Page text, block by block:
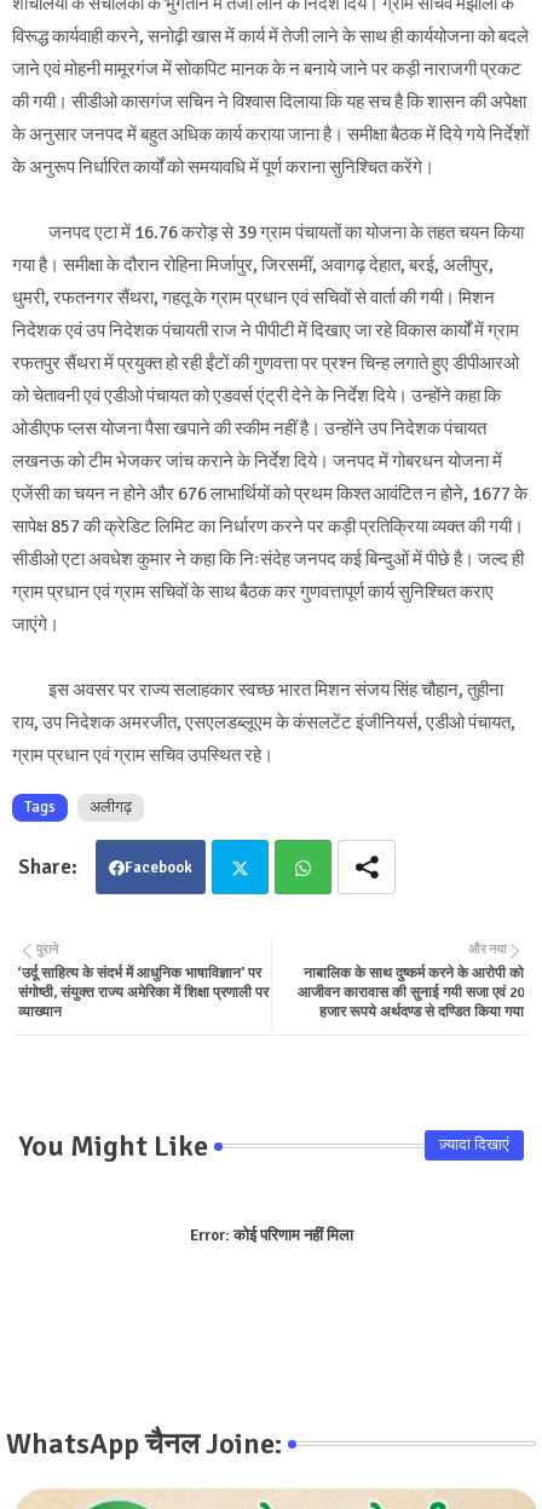
विरूद्ध कार्यवाही करने, सनोढ़ी खास में कार्य में तेजी लाने के साथ ही कार्ययोजना को बदले
जाने एवं मोहनी मामूरगंज में सोकपिट मानक के न बनाये जाने पर कड़ी नाराजगी प्रकट
की गयी। सीडीओ कासगंज सचिन ने विश्वास दिलाया कि यह सच है कि शासन की अपेक्षा
के अनुसार जनपद में बहुत अधिक कार्य कराया जाना है। समीक्षा बैठक में दिये गये निर्देशों
के अनुरूप निर्धारित कार्यों को समयावधि में पूर्ण कराना सुनिश्चित करेंगे।
जनपद एटा में 16.76 करोड़ से 39 ग्राम पंचायतों का योजना के तहत चयन किया
गया है। समीक्षा के दौरान रोहिना मिर्जापुर, जिरसमीं, अवागढ़ देहात, बरई, अलीपुर,
धुमरी, रफतनगर सैंथरा, गहतू के ग्राम प्रधान एवं सचिवों से वार्ता की गयी। मिशन
निदेशक एवं उप निदेशक पंचायती राज ने पीपीटी में दिखाए जा रहे विकास कार्यों में ग्राम
रफतपुर सैंथरा में प्रयुक्त हो रही ईंटों की गुणवत्ता पर प्रश्न चिन्ह लगाते हुए डीपीआरओ
को चेतावनी एवं एडीओ पंचायत को एडवर्स एंट्री देने के निर्देश दिये। उन्होंने कहा कि
ओडीएफ प्लस योजना पैसा खपाने की स्कीम नहीं है। उन्होंने उप निदेशक पंचायत
लखनऊ को टीम भेजकर जांच कराने के निर्देश दिये। जनपद में गोबरधन योजना में
एजेंसी का चयन न होने और 676 लाभार्थियों को प्रथम किश्त आवंटित न होने, 1677 के
सापेक्ष 857 की क्रेडिट लिमिट का निर्धारण करने पर कड़ी प्रतिक्रिया व्यक्त की गयी।
सीडीओ एटा अवधेश कुमार ने कहा कि निःसंदेह जनपद कई बिन्दुओं में पीछे है। जल्द ही
ग्राम प्रधान एवं ग्राम सचिवों के साथ बैठक कर गुणवत्तापूर्ण कार्य सुनिश्चित कराए
जाएंगे।
इस अवसर पर राज्य सलाहकार स्वच्छ भारत मिशन संजय सिंह चौहान, तुहीना
राय, उप निदेशक अमरजीत, एसएलडब्लूएम के कंसलटेंट इंजीनियर्स, एडीओ पंचायत,
ग्राम प्रधान एवं ग्राम सचिव उपस्थित रहे।
Tags अलीगढ़
Facebook
ter tsa
और नया
नाबालिक के साथ दुष्कर्म करने के आरोपी को
आजीवन कारावास की सुनाई गयी सजा एवं 20
हजार रूपये अर्थदण्ड से दण्डित किया गया
पुराने
‘उर्दू साहित्य के संदर्भ में आधुनिक भाषाविज्ञान’ पर
संगोष्ठी, संयुक्त राज्य अमेरिका में शिक्षा प्रणाली पर
व्याख्यान
You Might Like ज़्यादा दिखाएं
Error:कोई परिणाम नहीं मिला
WhatsApp चैनल Joine: